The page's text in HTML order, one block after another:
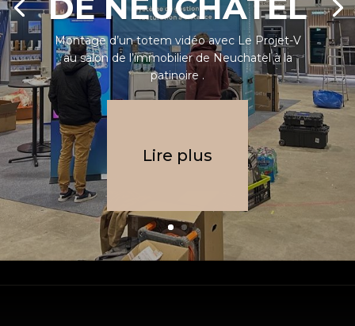
Montage d’un totem vidéo avec Le Projet-V
au salon de l’immobilier de Neuchatel à la
patinoire .
Lire plus